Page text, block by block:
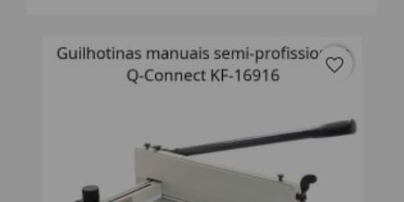
favorite_border